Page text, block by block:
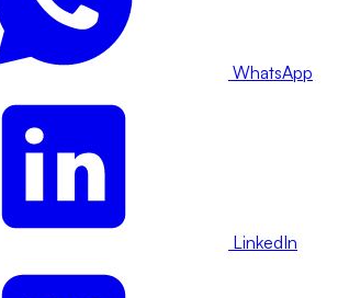
WhatsApp
LinkedIn